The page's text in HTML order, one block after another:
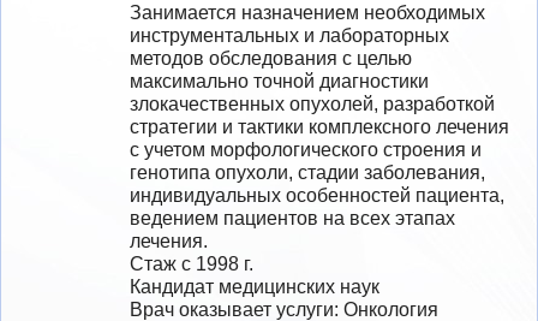
Занимается назначением необходимых
инструментальных и лабораторных
методов обследования с целью
максимально точной диагностики
злокачественных опухолей, разработкой
стратегии и тактики комплексного лечения
с учетом морфологического строения и
генотипа опухоли, стадии заболевания,
индивидуальных особенностей пациента,
ведением пациентов на всех этапах
лечения.
Стаж с 1998 г.
Кандидат медицинских наук
Врач оказывает услуги: Онкология